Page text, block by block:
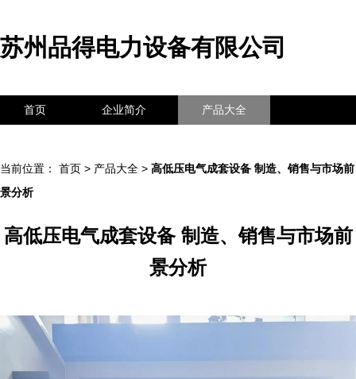
苏州品得电力设备有限公司
首页 企业简介 产品大全
当前位置： 首页 > 产品大全 > 高低压电气成套设备 制造、销售与市场前
景分析
高低压电气成套设备 制造、销售与市场前
景分析